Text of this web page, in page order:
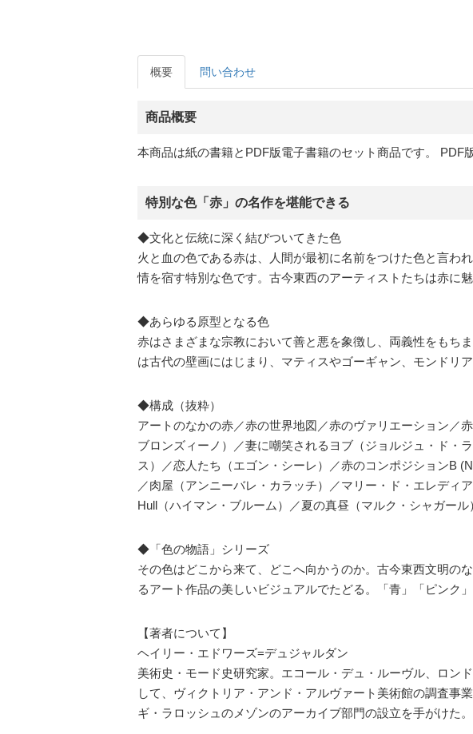
概要 問い合わせ
商品概要
本商品は紙の書籍とPDF版電子書籍のセット商品です。 PDF
特別な色「赤」の名作を堪能できる
◆文化と伝統に深く結びついてきた色
火と血の色である赤は、人間が最初に名前をつけた色と言わ
情を宿す特別な色です。古今東西のアーティストたちは赤に
◆あらゆる原型となる色
赤はさまざまな宗教において善と悪を象徴し、両義性をもち
は古代の壁画にはじまり、マティスやゴーギャン、モンドリ
◆構成（抜粋）
アートのなかの赤／赤の世界地図／赤のヴァリエーション／
ブロンズィーノ）／妻に嘲笑されるヨブ（ジョルジュ・ド・
ス）／恋人たち（エゴン・シーレ）／赤のコンポジションB
／肉屋（アンニーバレ・カラッチ）／マリー・ド・エレディ
Hull（ハイマン・ブルーム）／夏の真昼（マルク・シャガール
◆「色の物語」シリーズ
その色はどこから来て、どこへ向かうのか。古今東西文明の
るアート作品の美しいビジュアルでたどる。「青」「ピンク
【著者について】
ヘイリー・エドワーズ=デュジャルダン
美術史・モード史研究家。エコール・デュ・ルーヴル、ロン
して、ヴィクトリア・アンド・アルヴァート美術館の調査事
ギ・ラロッシュのメゾンのアーカイブ部門の設立を手がけた